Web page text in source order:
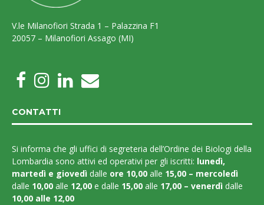
V.le Milanofiori Strada 1 – Palazzina F1
20057 – Milanofiori Assago (MI)
CONTATTI
Si informa che gli uffici di segreteria dell’Ordine dei Biologi della
Lombardia sono attivi ed operativi per gli iscritti: lunedì,
martedì e giovedì dalle ore 10,00 alle 15,00 – mercoledì
dalle 10,00 alle 12,00 e dalle 15,00 alle 17,00 – venerdì dalle
10,00 alle 12,00